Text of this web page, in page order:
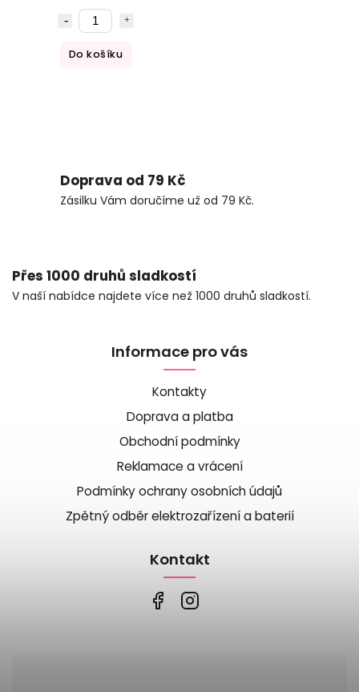
Do košíku
Doprava od 79 Kč
Zásilku Vám doručíme už od 79 Kč.
Přes 1000 druhů sladkostí
V naší nabídce najdete více než 1000 druhů sladkostí.
Informace pro vás
Kontakty
Doprava a platba
Obchodní podmínky
Reklamace a vrácení
Podmínky ochrany osobních údajů
Zpětný odběr elektrozařízení a baterií
Kontakt